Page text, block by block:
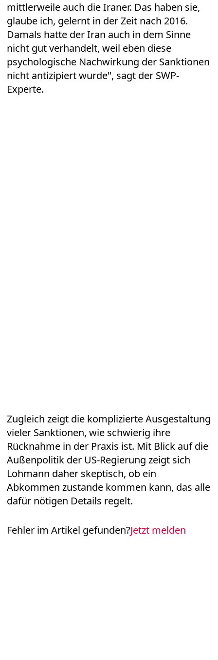
mittlerweile auch die Iraner. Das haben sie,
glaube ich, gelernt in der Zeit nach 2016.
Damals hatte der Iran auch in dem Sinne
nicht gut verhandelt, weil eben diese
psychologische Nachwirkung der Sanktionen
nicht antizipiert wurde", sagt der SWP-
Experte.
Zugleich zeigt die komplizierte Ausgestaltung
vieler Sanktionen, wie schwierig ihre
Rücknahme in der Praxis ist. Mit Blick auf die
Außenpolitik der US-Regierung zeigt sich
Lohmann daher skeptisch, ob ein
Abkommen zustande kommen kann, das alle
dafür nötigen Details regelt.
Fehler im Artikel gefunden?Jetzt melden